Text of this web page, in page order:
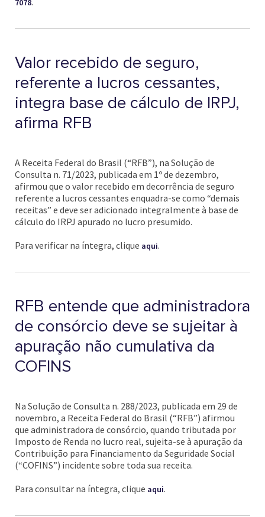
7078
Valor recebido de seguro,
referente a lucros cessantes,
integra base de cálculo de IRPJ,
afirma RFB
A Receita Federal do Brasil (“RFB”), na Solução de
Consulta n. 71/2023, publicada em 1º de dezembro,
afirmou que o valor recebido em decorrência de seguro
referente a lucros cessantes enquadra-se como “demais
receitas” e deve ser adicionado integralmente à base de
cálculo do IRPJ apurado no lucro presumido.
Para verificar na íntegra, clique aqui.
RFB entende que administradora
de consórcio deve se sujeitar à
apuração não cumulativa da
COFINS
Na Solução de Consulta n. 288/2023, publicada em 29 de
novembro, a Receita Federal do Brasil (“RFB”) afirmou
que administradora de consórcio, quando tributada por
Imposto de Renda no lucro real, sujeita-se à apuração da
Contribuição para Financiamento da Seguridade Social
(“COFINS”) incidente sobre toda sua receita.
Para consultar na íntegra, clique aqui.